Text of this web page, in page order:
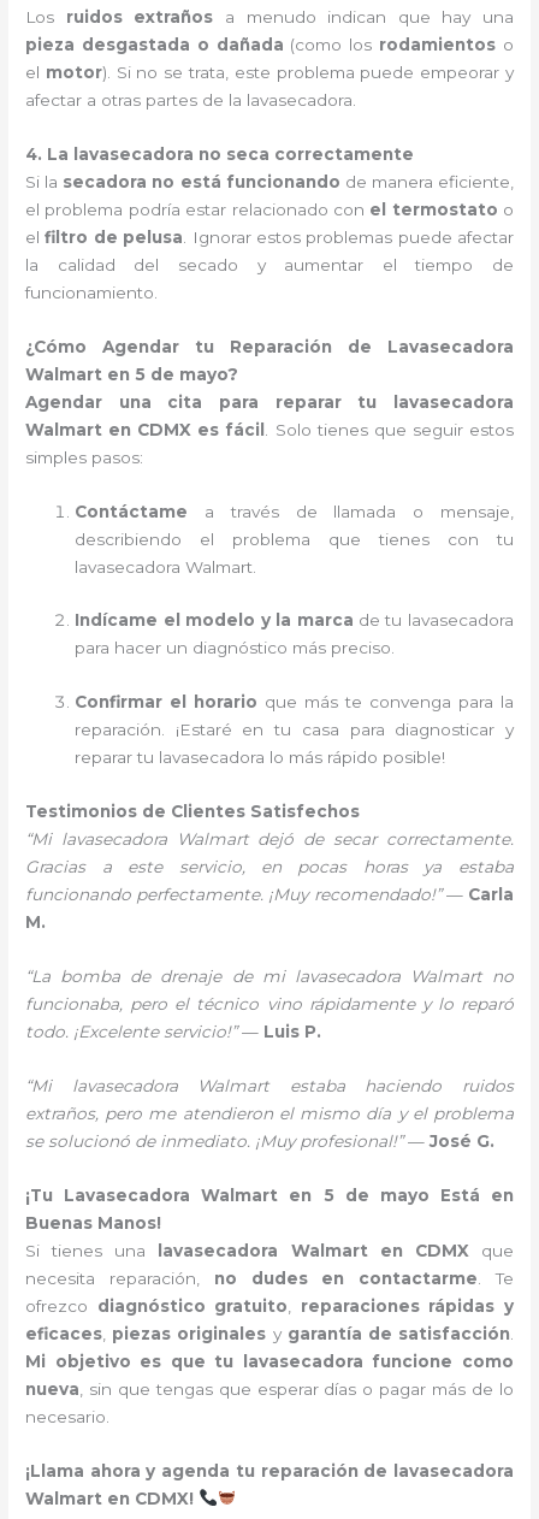
Los ruidos extraños a menudo indican que hay una
pieza desgastada o dañada (como los rodamientos o
el motor). Si no se trata, este problema puede empeorar y
afectar a otras partes de la lavasecadora.
4. La lavasecadora no seca correctamente
Si la secadora no está funcionando de manera eficiente,
el problema podría estar relacionado con el termostato o
elfiltro de pelusa . Ignorar estos problemas puede afectar
la calidad del secado y aumentar el tiempo de
funcionamiento.
¿Cómo Agendar tu Reparación de Lavasecadora
Walmart en 5 de mayo?
Agendar una cita para reparar tu lavasecadora
Walmart en CDMX es fácil
. Solo tienes que seguir estos
simples pasos:
Contáctame a través de llamada o mensaje,
describiendo el problema que tienes con tu
lavasecadora Walmart.
Indícame el modelo y la marca de tu lavasecadora
para hacer un diagnóstico más preciso.
Confirmar el horario que más te convenga para la
reparación. ¡Estaré en tu casa para diagnosticar y
reparar tu lavasecadora lo más rápido posible!
Testimonios de Clientes Satisfechos
“Mi lavasecadora Walmart dejó de secar correctamente.
Gracias a este servicio, en pocas horas ya estaba
funcionando perfectamente. ¡Muy recomendado!”— Carla
M.
“La bomba de drenaje de mi lavasecadora Walmart no
funcionaba, pero el técnico vino rápidamente y lo reparó
todo. ¡Excelente servicio!”— Luis P.
“Mi lavasecadora Walmart estaba haciendo ruidos
extraños, pero me atendieron el mismo día y el problema
se solucionó de inmediato. ¡Muy profesional!”—José G.
¡Tu Lavasecadora Walmart en 5 de mayo Está en
Buenas Manos!
Si tienes una
lavasecadora Walmart en CDMX que
necesita reparación, no dudes en contactarme . Te
ofrezco diagnóstico gratuito
reparaciones rápidas y
eficaces piezas originales y garantía de satisfacción
Mi objetivo es que tu lavasecadora funcione como
nueva , sin que tengas que esperar días o pagar más de lo
necesario.
¡Llama ahora y agenda tu reparación de lavasecadora
Walmart en CDMX!